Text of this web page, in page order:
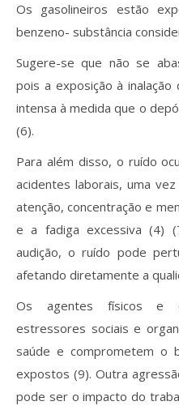
Os gasolineiros estão
benzeno- substância
Sugere-se que não se
pois a exposição à
intensa à medida que o
(6).
Para além disso, o ruído
acidentes laborais, uma
atenção, concentração e
e a fadiga excessiva (4)
audição, o ruído pode
afetando diretamente a
Os agentes físicos e
estressores sociais e
saúde e comprometem o
expostos (9). Outra
pode ser o impacto do